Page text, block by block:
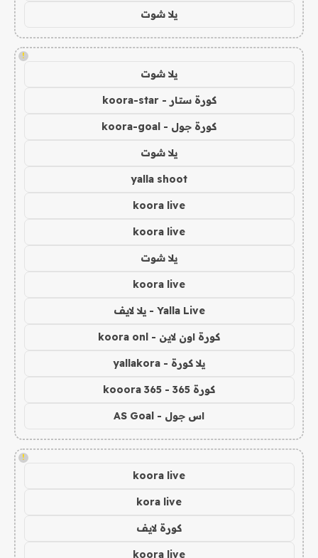
يلا شوت
!
يلا شوت
كورة ستار - koora-star
كورة جول - koora-goal
يلا شوت
yalla shoot
koora live
koora live
يلا شوت
koora live
Yalla Live - يلا لايف
كورة اون لاين - koora onl
يلا كورة - yallakora
كورة 365 - kooora 365
اس جول - AS Goal
!
koora live
kora live
كورة لايف
koora live